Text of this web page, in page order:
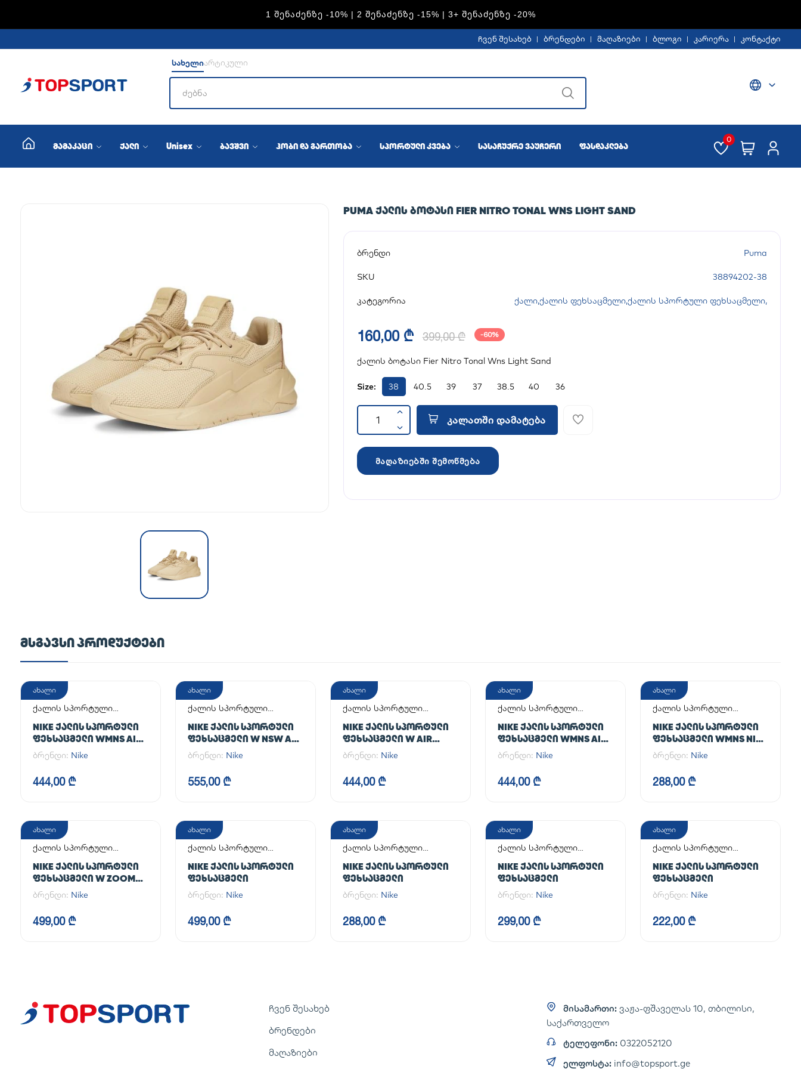
ADIDAS — 1 ᲨᲔᲜᲐᲫᲔᲜᲖᲔ -15% | 2 ᲨᲔᲜᲐᲫᲔᲜᲖᲔ -20% | 3+ ᲨᲔᲜᲐᲫᲔᲜᲖᲔ -30%
ჩვენ შესახებ ბრენდები მაღაზიები ბლოგი კარიერა კონტაქტი
სახელიარტიკული
მამაკაცი ქალი Unisex ბავშვი ჰობი და გართობა სპორტული კვება სასაჩუქრე ვაუჩერი ფასდაკლება
0
PUMA ᲥᲐᲚᲘᲡ ᲑᲝᲢᲐᲡᲘ FIER NITRO TONAL WNS LIGHT SAND
ბრენდი Puma
SKU 38894202-38
კატეგორია ქალი,ქალის ფეხსაცმელი,ქალის სპორტული ფეხსაცმელი,
160,00 ₾ 399,00 ₾ -60%
ქალის ბოტასი Fier Nitro Tonal Wns Light Sand
Size: 38 40.5 39 37 38.5 40 36
კალათში დამატება
მაღაზიებში შემოწმება
ᲛᲡᲒᲐᲕᲡᲘ ᲞᲠᲝᲓᲣᲥᲢᲔᲑᲘ
ახალი
ქალის სპორტული
NIKE ᲥᲐᲚᲘᲡ ᲡᲞᲝᲠᲢᲣᲚᲘ
ᲤᲔᲮᲡᲐᲪᲛᲔᲚᲘ WMNS AIR
FORCE 1 '07
ბრენდი: Nike
444,00 ₾
ახალი
ქალის სპორტული
NIKE ᲥᲐᲚᲘᲡ ᲡᲞᲝᲠᲢᲣᲚᲘ
ᲤᲔᲮᲡᲐᲪᲛᲔᲚᲘ W NSW AF1
AF1
ბრენდი: Nike
555,00 ₾
ახალი
ქალის სპორტული
NIKE ᲥᲐᲚᲘᲡ ᲡᲞᲝᲠᲢᲣᲚᲘ
ᲤᲔᲮᲡᲐᲪᲛᲔᲚᲘ W AIR
FORCE 1 '07 FLYEASE
ბრენდი: Nike
444,00 ₾
ახალი
ქალის სპორტული
NIKE ᲥᲐᲚᲘᲡ ᲡᲞᲝᲠᲢᲣᲚᲘ
ᲤᲔᲮᲡᲐᲪᲛᲔᲚᲘ WMNS AIR
FORCE 1 '07
ბრენდი: Nike
444,00 ₾
ახალი
ქალის სპორტული
NIKE ᲥᲐᲚᲘᲡ ᲡᲞᲝᲠᲢᲣᲚᲘ
ᲤᲔᲮᲡᲐᲪᲛᲔᲚᲘ WMNS NIKE
INITIATOR
ბრენდი: Nike
288,00 ₾
ახალი
ქალის სპორტული
NIKE ᲥᲐᲚᲘᲡ ᲡᲞᲝᲠᲢᲣᲚᲘ
ᲤᲔᲮᲡᲐᲪᲛᲔᲚᲘ W ZOOM
VAPOR 12
ბრენდი: Nike
499,00 ₾
ახალი
ქალის სპორტული
NIKE ᲥᲐᲚᲘᲡ ᲡᲞᲝᲠᲢᲣᲚᲘ
ᲤᲔᲮᲡᲐᲪᲛᲔᲚᲘ
ბრენდი: Nike
499,00 ₾
ახალი
ქალის სპორტული
NIKE ᲥᲐᲚᲘᲡ ᲡᲞᲝᲠᲢᲣᲚᲘ
ᲤᲔᲮᲡᲐᲪᲛᲔᲚᲘ
ბრენდი: Nike
288,00 ₾
ახალი
ქალის სპორტული
NIKE ᲥᲐᲚᲘᲡ ᲡᲞᲝᲠᲢᲣᲚᲘ
ᲤᲔᲮᲡᲐᲪᲛᲔᲚᲘ
ბრენდი: Nike
299,00 ₾
ახალი
ქალის სპორტული
NIKE ᲥᲐᲚᲘᲡ ᲡᲞᲝᲠᲢᲣᲚᲘ
ᲤᲔᲮᲡᲐᲪᲛᲔᲚᲘ
ბრენდი: Nike
222,00 ₾
ჩვენ შესახებ
ბრენდები
მაღაზიები
მისამართი: ვაჟა-ფშაველას 10, თბილისი,
საქართველო
ტელეფონი: 0322052120
ელფოსტა: info@topsport.ge